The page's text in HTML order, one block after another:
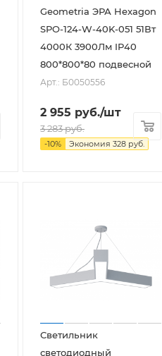
Geometria ЭРА Hexagon
SPO-124-W-40K-051 51Вт
4000К 3900Лм IP40
800*800*80 подвесной
Арт.: Б0050556
2 955 руб./шт
3 283руб.
-10% Экономия 328 руб.
Светильник
светодиодный